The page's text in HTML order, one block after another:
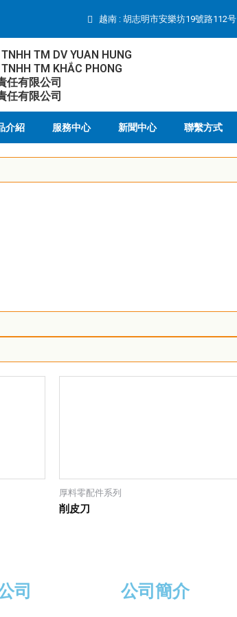
越南 : 胡志明市安樂坊19號路112号
TM DV YUAN HUNG
TM KHẮC PHONG
任有限公司
任有限公司
介紹 服務中心 新聞中心 聯繫方式
厚料零配件系列
削皮刀
司 公司簡介